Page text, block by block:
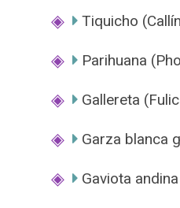
Tiquicho
Parihuana
Gallereta
Garza blanca
Gaviota